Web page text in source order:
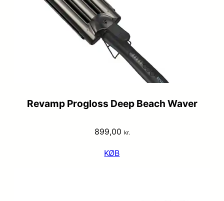
Revamp Progloss Deep Beach Waver
899,00 kr.
KØB